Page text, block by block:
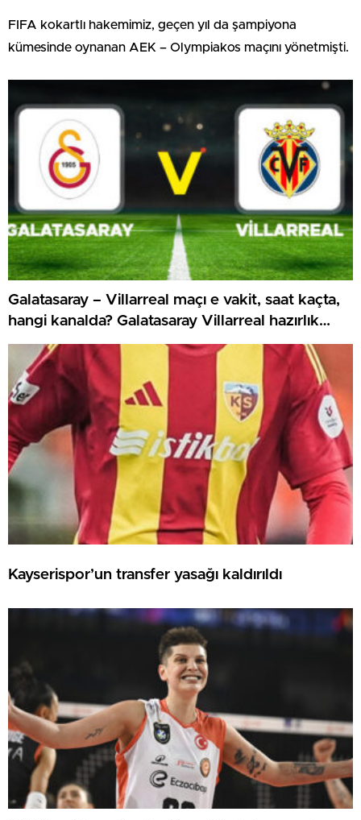
FIFA kokartlı hakemimiz, geçen yıl da şampiyona
kümesinde oynanan AEK – Olympiakos maçını yönetmişti.
Galatasaray – Villarreal maçı e vakit, saat kaçta,
hangi kanalda? Galatasaray Villarreal hazırlık
maçı canlı izle
Kayserispor’un transfer yasağı kaldırıldı